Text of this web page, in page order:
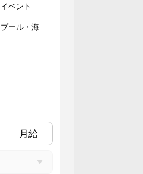
イベント
プール・海
月給